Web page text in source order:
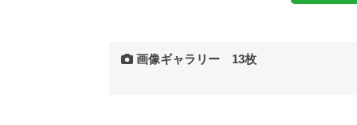
画像ギャラリー 13枚